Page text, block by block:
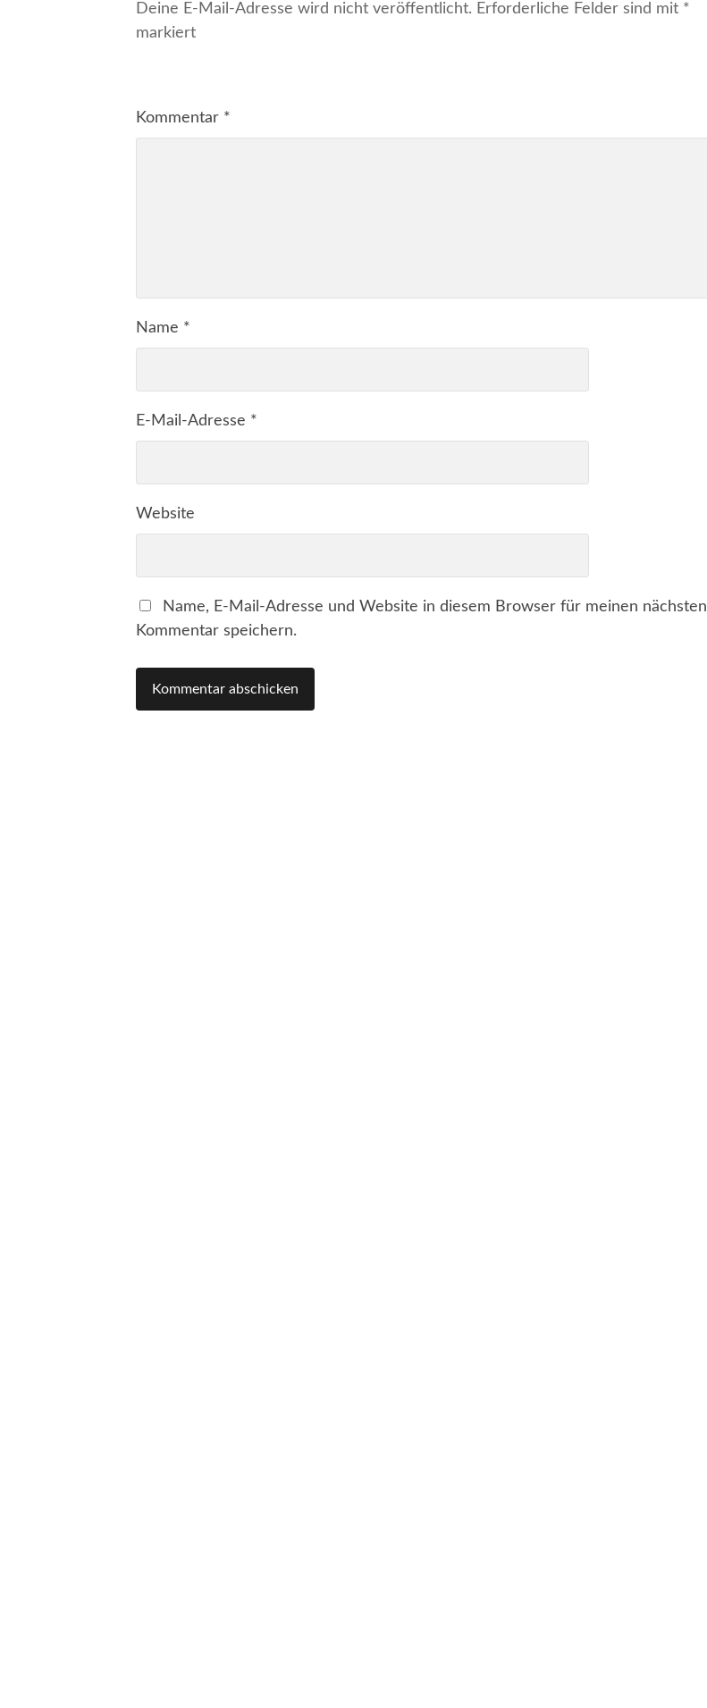
Deine E-Mail-Adresse wird nicht veröffentlicht. Erforderliche Felder sind mit *
markiert
Kommentar *
Name *
E-Mail-Adresse *
Website
Name, E-Mail-Adresse und Website in diesem Browser für meinen nächsten
Kommentar speichern.